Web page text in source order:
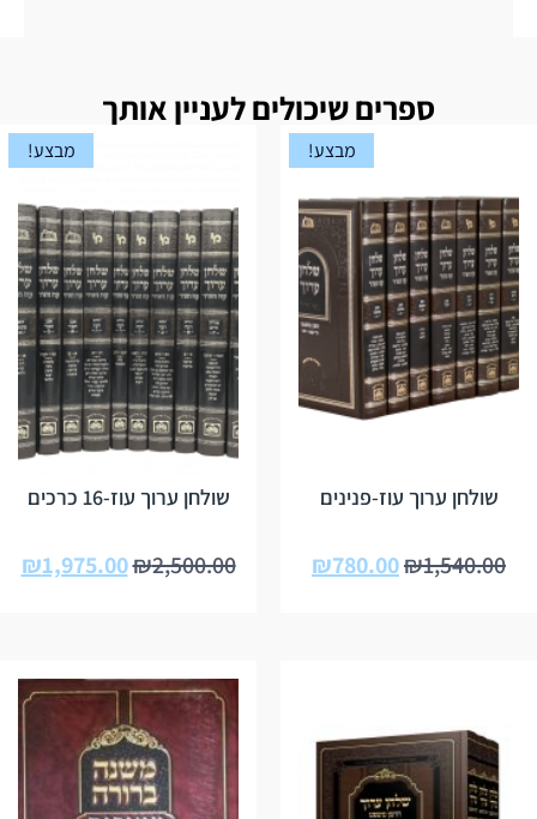
ספרים שיכולים לעניין אותך
מבצע!
שולחן ערוך עוז-פנינים
₪1,540.00
₪780.00
מבצע!
שולחן ערוך עוז-16 כרכים
₪2,500.00
₪1,975.00